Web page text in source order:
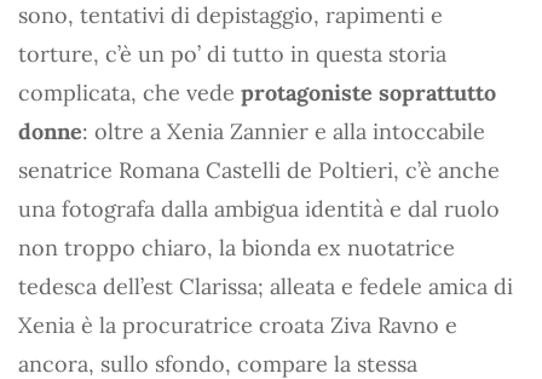
sono, tentativi di depistaggio, rapimenti e
torture, c’è un po’ di tutto in questa storia
complicata, che vede protagoniste soprattutto
donne: oltre a Xenia Zannier e alla intoccabile
senatrice Romana Castelli de Poltieri, c’è anche
una fotografa dalla ambigua identità e dal ruolo
non troppo chiaro, la bionda ex nuotatrice
tedesca dell’est Clarissa; alleata e fedele amica di
Xenia è la procuratrice croata Ziva Ravno e
ancora, sullo sfondo, compare la stessa